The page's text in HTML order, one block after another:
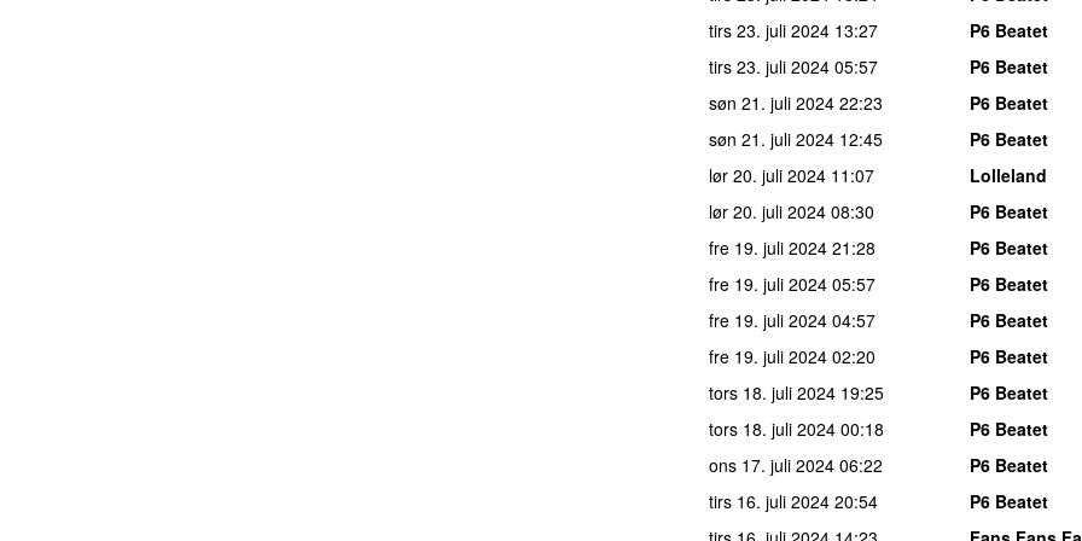
tirs 23. juli 2024 13:27
P6 Beatet
tirs 23. juli 2024 05:57
P6 Beatet
søn 21. juli 2024 22:23
P6 Beatet
søn 21. juli 2024 12:45
P6 Beatet
lør 20. juli 2024 11:07
Lolleland
lør 20. juli 2024 08:30
P6 Beatet
fre 19. juli 2024 21:28
P6 Beatet
fre 19. juli 2024 05:57
P6 Beatet
fre 19. juli 2024 04:57
P6 Beatet
fre 19. juli 2024 02:20
P6 Beatet
tors 18. juli 2024 19:25
P6 Beatet
tors 18. juli 2024 00:18
P6 Beatet
ons 17. juli 2024 06:22
P6 Beatet
tirs 16. juli 2024 20:54
P6 Beatet